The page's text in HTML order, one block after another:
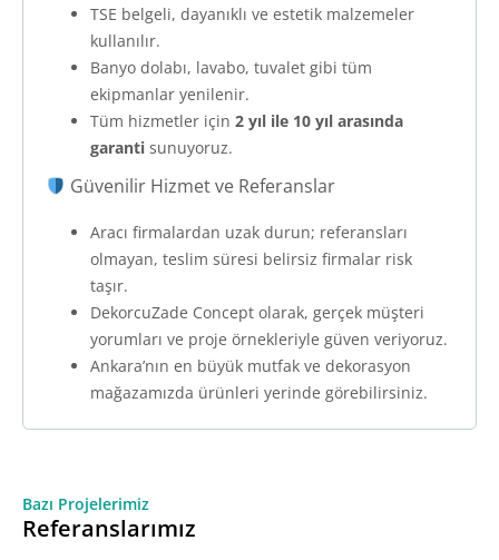
TSE belgeli, dayanıklı ve estetik malzemeler
kullanılır.
Banyo dolabı, lavabo, tuvalet gibi tüm
ekipmanlar yenilenir.
Tüm hizmetler için 2 yıl ile 10 yıl arasında
garanti sunuyoruz.
Güvenilir Hizmet ve Referanslar
Aracı firmalardan uzak durun; referansları
olmayan, teslim süresi belirsiz firmalar risk
taşır.
DekorcuZade Concept olarak, gerçek müşteri
yorumları ve proje örnekleriyle güven veriyoruz.
Ankara’nın en büyük mutfak ve dekorasyon
mağazamızda ürünleri yerinde görebilirsiniz.
Bazı Projelerimiz
Referanslarımız